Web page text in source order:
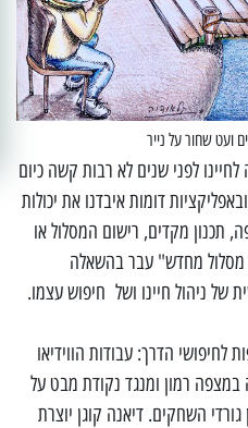
לפני שנים לא רבות קשה כיום
דומות איבדנו את יכולות
תכנון מקדים, רישום המסלול או
מסלול מחדש" עבר בהשאלה
של ניהול חיינו ושל חיפוש עצמו.
הדרך: עבודות הווידיאו
במצפה רמון ומנגד נקודת מבט על
גורדי השחקים. דיאנה קוגן יוצרת